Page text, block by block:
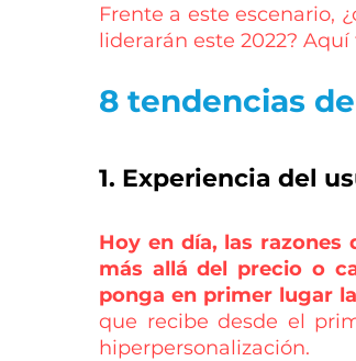
Frente a este escenario,
liderarán este 2022?
8 tendencias
1. Experiencia del
Hoy en día, las
más allá del precio o
ponga en primer lugar
que recibe desde el
hiperpersonalización.